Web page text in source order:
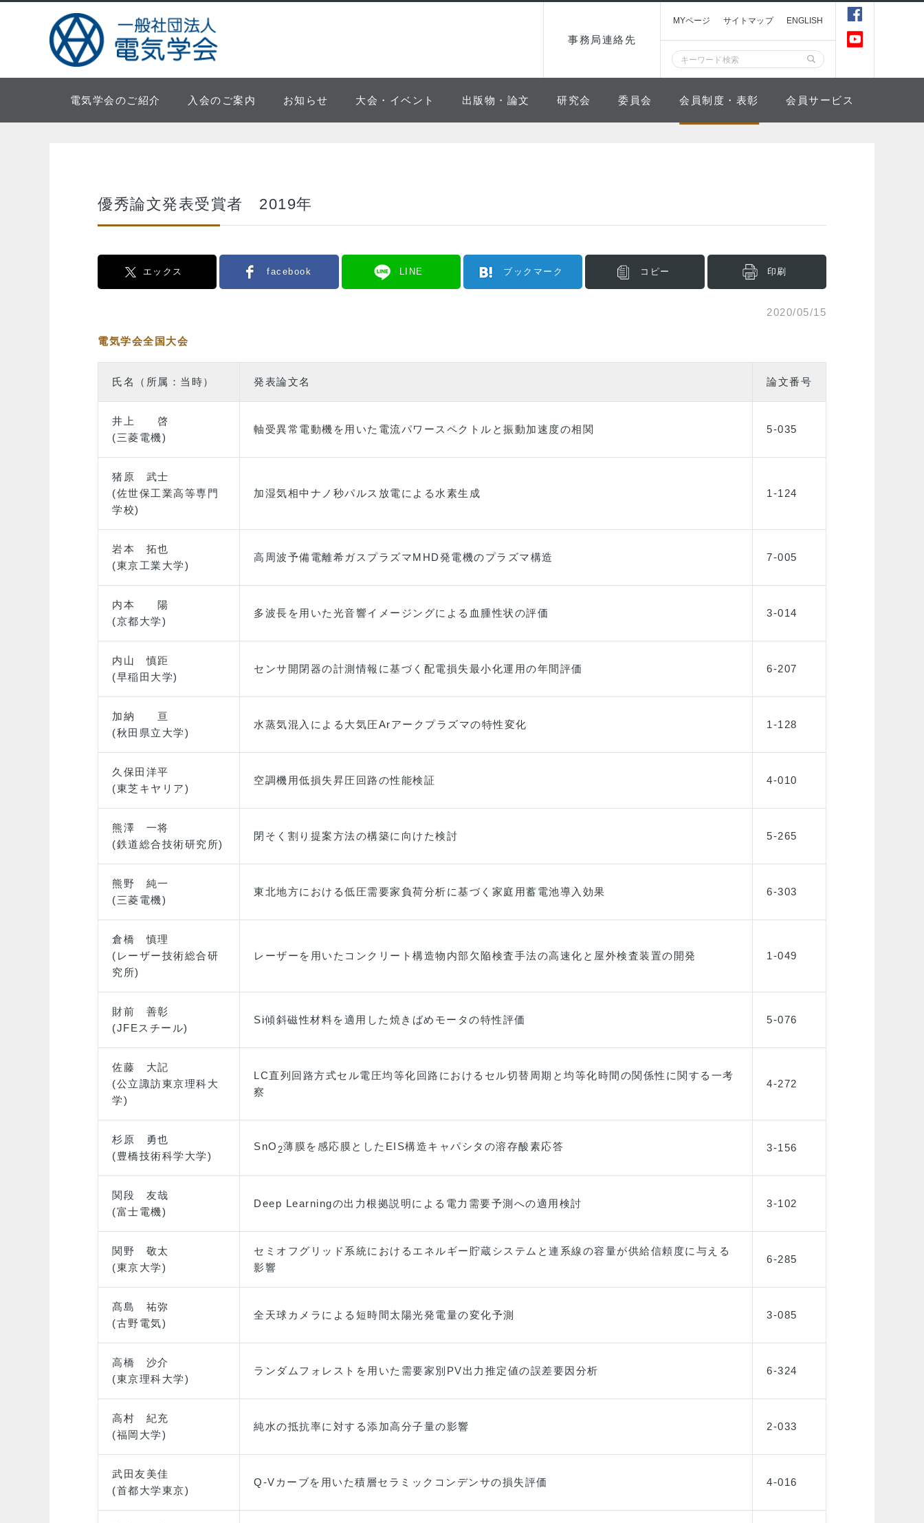
事務局連絡先
MYページ サイトマップ ENGLISH
電気学会のご紹介 入会のご案内 お知らせ 大会・イベント 出版物・論文 研究会 委員会 会員制度・表彰 会員サービス
優秀論文発表受賞者 2019年
エックス facebook LINE ブックマーク コピー 印刷
2020/05/15
電気学会全国大会
氏名（所属：当時） 発表論文名 論文番号
井上 啓
(三菱電機)
軸受異常電動機を用いた電流パワースペクトルと振動加速度の相関 5-035
猪原 武士
(佐世保工業高等専門
学校)
加湿気相中ナノ秒パルス放電による水素生成 1-124
岩本 拓也
(東京工業大学)
高周波予備電離希ガスプラズマMHD発電機のプラズマ構造 7-005
内本 陽
(京都大学)
多波長を用いた光音響イメージングによる血腫性状の評価 3-014
内山 慎距
(早稲田大学)
センサ開閉器の計測情報に基づく配電損失最小化運用の年間評価 6-207
加納 亘
(秋田県立大学)
水蒸気混入による大気圧Arアークプラズマの特性変化 1-128
久保田洋平
(東芝キヤリア)
空調機用低損失昇圧回路の性能検証 4-010
熊澤 一将
(鉄道総合技術研究所)
閉そく割り提案方法の構築に向けた検討 5-265
熊野 純一
(三菱電機)
東北地方における低圧需要家負荷分析に基づく家庭用蓄電池導入効果 6-303
倉橋 慎理
(レーザー技術総合研
究所)
レーザーを用いたコンクリート構造物内部欠陥検査手法の高速化と屋外検査装置の開発 1-049
財前 善彰
(JFEスチール)
Si傾斜磁性材料を適用した焼きばめモータの特性評価 5-076
佐藤 大記
(公立諏訪東京理科大
学)
LC直列回路方式セル電圧均等化回路におけるセル切替周期と均等化時間の関係性に関する一考
察
4-272
杉原 勇也
(豊橋技術科学大学)
SnO 2薄膜を感応膜としたEIS構造キャパシタの溶存酸素応答 3-156
関段 友哉
(富士電機)
Deep Learningの出力根拠説明による電力需要予測への適用検討 3-102
関野 敬太
(東京大学)
セミオフグリッド系統におけるエネルギー貯蔵システムと連系線の容量が供給信頼度に与える
影響
6-285
髙島 祐弥
(古野電気)
全天球カメラによる短時間太陽光発電量の変化予測 3-085
高橋 沙介
(東京理科大学)
ランダムフォレストを用いた需要家別PV出力推定値の誤差要因分析 6-324
高村 紀充
(福岡大学)
純水の抵抗率に対する添加高分子量の影響 2-033
武田友美佳
(首都大学東京)
Q-Vカーブを用いた積層セラミックコンデンサの損失評価 4-016